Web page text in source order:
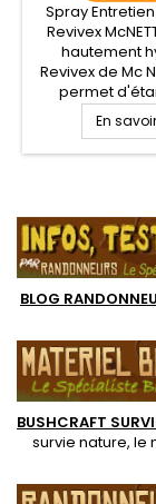
Spray
Revivex
hautement
Revivex de Mc
permet
lubrifier et
de tentes,
dos,
Ne convient
Gore-tex
matériaux
En
BLOG
BUSHCRAFT
survie nature, le